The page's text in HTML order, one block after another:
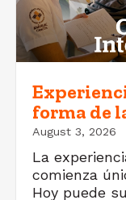
forma de
August 3, 2026
La
comienza
Hoy puede